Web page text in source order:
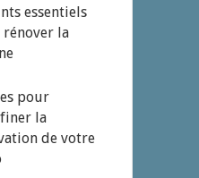
essentiels
la
pour
la
de votre